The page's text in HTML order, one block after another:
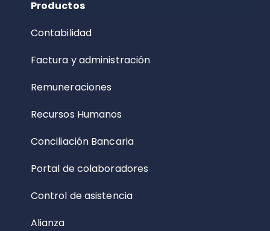
Productos
Contabilidad
Factura y administración
Remuneraciones
Recursos Humanos
Conciliación Bancaria
Portal de colaboradores
Control de asistencia
Alianza